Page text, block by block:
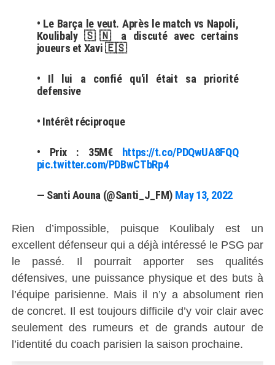
• Le Barça le veut. Après le match vs Napoli,
Koulibaly 🇸🇳 a discuté avec certains
joueurs et Xavi 🇪🇸
• Il lui a confié qu'il était sa priorité
defensive
• Intérêt réciproque
• Prix : 35M€ https://t.co/PDQwUA8FQQ
pic.twitter.com/PDBwCTbRp4
— Santi Aouna (@Santi_J_FM) May 13, 2022
Rien d’impossible, puisque Koulibaly est un
excellent défenseur qui a déjà intéressé le PSG par
le passé. Il pourrait apporter ses qualités
défensives, une puissance physique et des buts à
l’équipe parisienne. Mais il n’y a absolument rien
de concret. Il est toujours difficile d’y voir clair avec
seulement des rumeurs et de grands autour de
l’identité du coach parisien la saison prochaine.